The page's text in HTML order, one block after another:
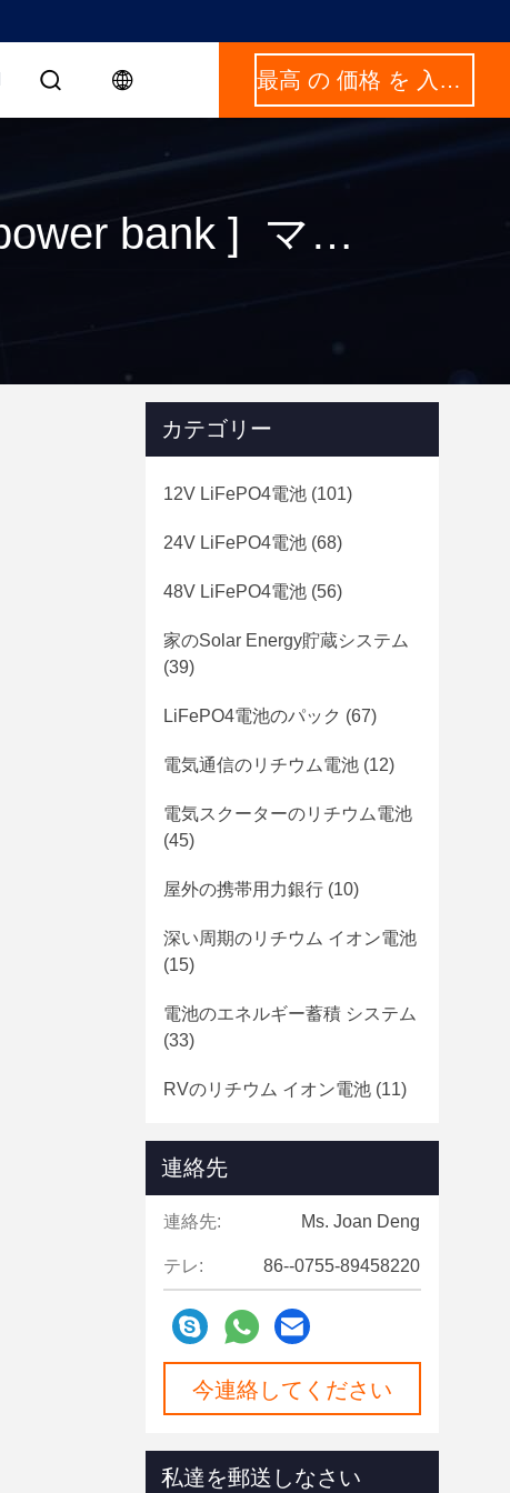
最高 の 価格 を 入手 する
キーワード [ lifepo4 qc3 0 outdoor portable power bank ] マッチ 1 製品
カテゴリー
12V LiFePO4電池 (101)
24V LiFePO4電池 (68)
48V LiFePO4電池 (56)
家のSolar Energy貯蔵システム
(39)
LiFePO4電池のパック (67)
電気通信のリチウム電池 (12)
電気スクーターのリチウム電池
(45)
屋外の携帯用力銀行 (10)
深い周期のリチウム イオン電池
(15)
電池のエネルギー蓄積 システム
(33)
RVのリチウム イオン電池 (11)
LiFePO4円柱細胞(62)
連絡先
連絡先: Ms. Joan Deng
テレ: 86--0755-89458220
今連絡してください
私達を郵送しなさい